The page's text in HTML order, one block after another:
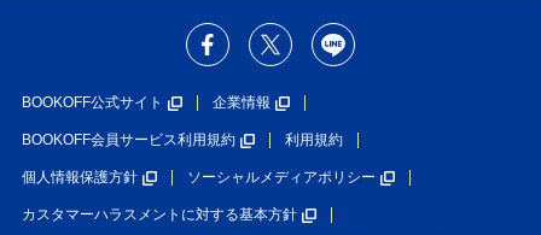
BOOKOFF公式サイト 企業情報
BOOKOFF会員サービス利用規約 利用規約
個人情報保護方針 ソーシャルメディアポリシー
カスタマーハラスメントに対する基本方針